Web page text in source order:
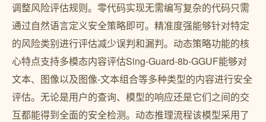
调整风险评估规则。零代码实现无需编写复杂的代码只需
通过自然语言定义安全策略即可。精准度强能够针对特定
的风险类别进行评估减少误判和漏判。动态策略功能的核
心特点支持多模态内容评估Sing-Guard-8b-GGUF能够对
文本、图像以及图像-文本组合等多种类型的内容进行安全
评估。无论是用户的查询、模型的响应还是它们之间的交
互都能得到全面的安全检测。动态推理流程该模型采用了